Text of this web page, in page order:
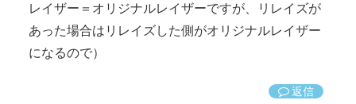
レイザー＝オリジナルレイザーですが、リレイズが
あった場合はリレイズした側がオリジナルレイザー
になるので）
返信